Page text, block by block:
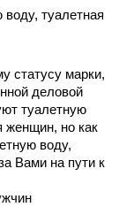
воду, туалетная
статусу марки,
деловой
туалетную
женщин, но как
воду,
Вами на пути к